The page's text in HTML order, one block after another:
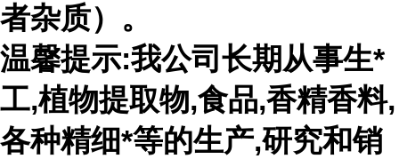
者杂质）。
温馨提示:我公司长期从事生*
工,植物提取物,食品,香精香料,
各种精细*等的生产,研究和销